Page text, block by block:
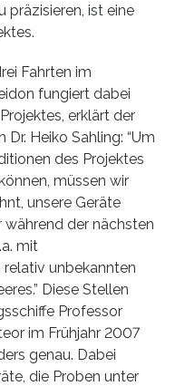
präzisieren, ist eine
Fahrten im
fungiert dabei
erklärt der
Heiko Sahling: “Um
des Projektes
müssen wir
unsere Geräte
während der nächsten
mit
unbekannten
Diese Stellen
Professor
im Frühjahr 2007
genau. Dabei
die Proben unter